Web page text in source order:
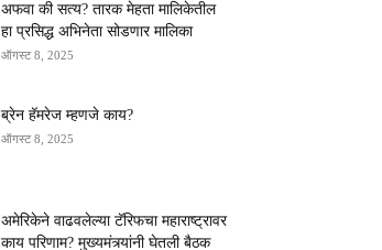
अफवा की सत्य? तारक मेहता मालिकेतील
हा प्रसिद्ध अभिनेता सोडणार मालिका
ऑगस्ट 8, 2025
ब्रेन हॅमरेज म्हणजे काय?
ऑगस्ट 8, 2025
अमेरिकेने वाढवलेल्या टॅरिफचा महाराष्ट्रावर
काय परिणाम? मुख्यमंत्र्यांनी घेतली बैठक